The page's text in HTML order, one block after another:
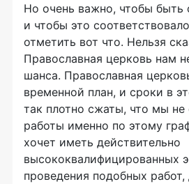
Но очень важно, чтобы быть
и чтобы это
отметить вот что. Нельзя
Православная церковь нам
шанса. Православная
временной план, и сроки в
так плотно сжаты, что мы не
работы именно по этому
хочет иметь действительно
высококвалифицированных
проведения подобных работ,